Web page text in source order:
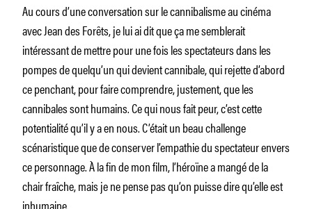
Au cours d’une conversation sur le cannibalisme au cinéma
avec Jean des Forêts, je lui ai dit que ça me semblerait
intéressant de mettre pour une fois les spectateurs dans les
pompes de quelqu’un qui devient cannibale, qui rejette d’abord
ce penchant, pour faire comprendre, justement, que les
cannibales sont humains. Ce qui nous fait peur, c’est cette
potentialité qu’il y a en nous. C’était un beau challenge
scénaristique que de conserver l’empathie du spectateur envers
ce personnage. À la fin de mon film, l’héroïne a mangé de la
chair fraîche, mais je ne pense pas qu’on puisse dire qu’elle est
inhumaine.